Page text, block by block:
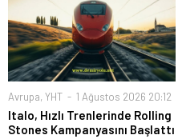
Avrupa, YHT 1 Ağustos 2026 20:12
Italo, Hızlı Trenlerinde Rolling
Stones Kampanyasını Başlattı